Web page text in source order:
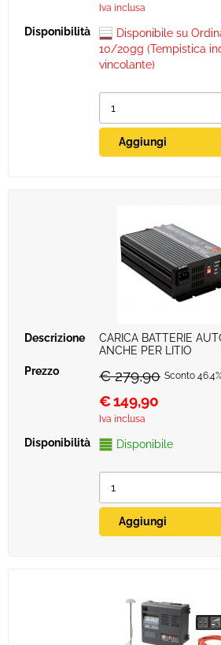
Iva inclusa
Disponibile su
10/20gg (Tempistica
vincolante)
CARICA BATTERIE
ANCHE PER LITIO
€ 279,90 Sconto 46.4%
€149,90
Iva inclusa
Disponibile